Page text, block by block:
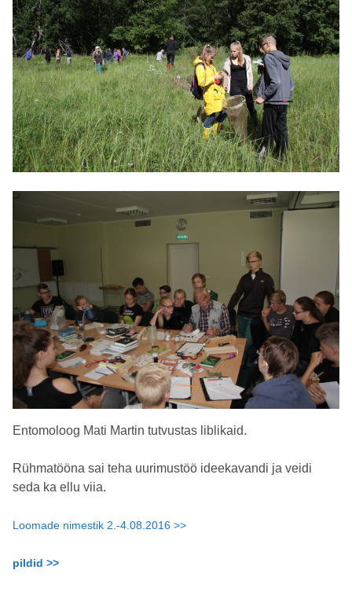
Entomoloog Mati Martin tutvustas liblikaid.
Rühmatööna sai teha uurimustöö ideekavandi ja veidi
seda ka ellu viia.
Loomade nimestik 2.-4.08.2016 >>
pildid >>